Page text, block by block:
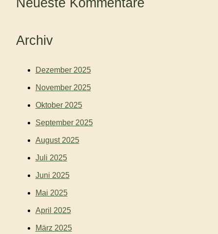
Archiv
Dezember 2025
November 2025
Oktober 2025
September 2025
August 2025
Juli 2025
Juni 2025
Mai 2025
April 2025
März 2025